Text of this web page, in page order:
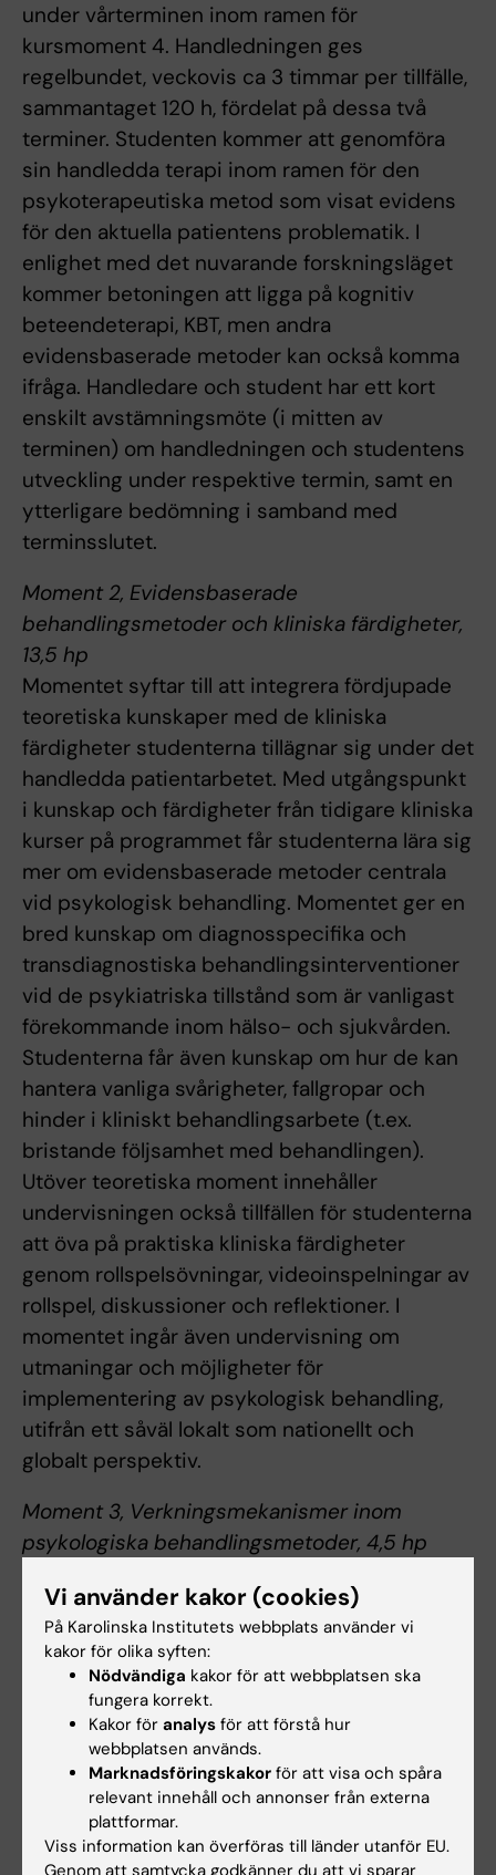
under vårterminen inom ramen för
kursmoment 4. Handledningen ges
regelbundet, veckovis ca 3 timmar per tillfälle,
sammantaget 120 h, fördelat på dessa två
terminer. Studenten kommer att genomföra
sin handledda terapi inom ramen för den
psykoterapeutiska metod som visat evidens
för den aktuella patientens problematik. I
enlighet med det nuvarande forskningsläget
kommer betoningen att ligga på kognitiv
beteendeterapi, KBT, men andra
evidensbaserade metoder kan också komma
ifråga. Handledare och student har ett kort
enskilt avstämningsmöte (i mitten av
terminen) om handledningen och studentens
utveckling under respektive termin, samt en
ytterligare bedömning i samband med
terminsslutet.
Moment 2, Evidensbaserade
behandlingsmetoder och kliniska färdigheter,
13,5 hp
Momentet syftar till att integrera fördjupade
teoretiska kunskaper med de kliniska
färdigheter studenterna tillägnar sig under det
handledda patientarbetet. Med utgångspunkt
i kunskap och färdigheter från tidigare kliniska
kurser på programmet får studenterna lära sig
mer om evidensbaserade metoder centrala
vid psykologisk behandling. Momentet ger en
bred kunskap om diagnosspecifika och
transdiagnostiska behandlingsinterventioner
vid de psykiatriska tillstånd som är vanligast
förekommande inom hälso- och sjukvården.
Studenterna får även kunskap om hur de kan
hantera vanliga svårigheter, fallgropar och
hinder i kliniskt behandlingsarbete (t.ex.
bristande följsamhet med behandlingen).
Utöver teoretiska moment innehåller
undervisningen också tillfällen för studenterna
att öva på praktiska kliniska färdigheter
genom rollspelsövningar, videoinspelningar av
rollspel, diskussioner och reflektioner. I
momentet ingår även undervisning om
utmaningar och möjligheter för
implementering av psykologisk behandling,
utifrån ett såväl lokalt som nationellt och
globalt perspektiv.
Moment 3, Verkningsmekanismer inom
psykologiska behandlingsmetoder, 4,5 hp
undersöks hur evidensbaserade psykologiska
behandlingsmetoder är verksamma. Inom
ramen för detta moment diskuteras aktuell
forskning kring såväl generella som
metodspecifika verkningsmekanismer. I
momentet ingår undervisning om de
forskningsmetoder som används för att
undersöka verksamma processer i
psykologisk behandling.
Vi använder kakor (cookies)
På Karolinska Institutets webbplats använder vi
kakor för olika syften:
Nödvändiga kakor för att webbplatsen ska
fungera korrekt.
Kakor för analys för att förstå hur
webbplatsen används.
Marknadsföringskakor för att visa och spåra
relevant innehåll och annonser från externa
plattformar.
Viss information kan överföras till länder utanför EU.
Genom att samtycka godkänner du att vi sparar